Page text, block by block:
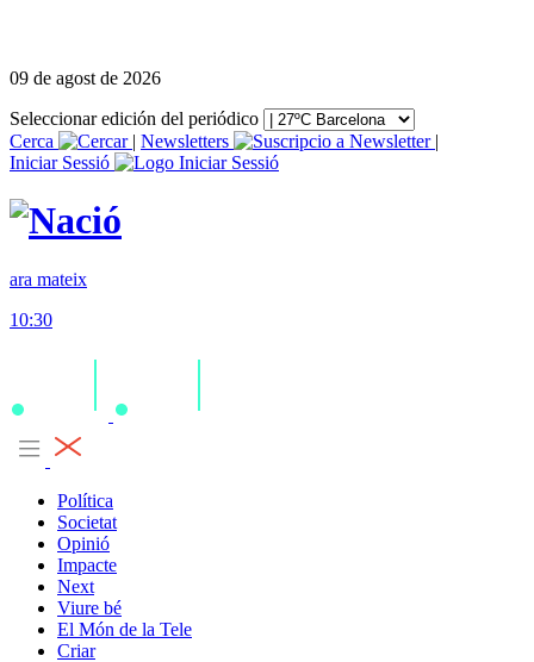
09 de agost de 2026
Seleccionar edición del periódico
Cerca
| Newsletters
|
Iniciar Sessió
ara mateix
10:30
Política
Societat
Opinió
Impacte
Next
Viure bé
El Món de la Tele
Criar